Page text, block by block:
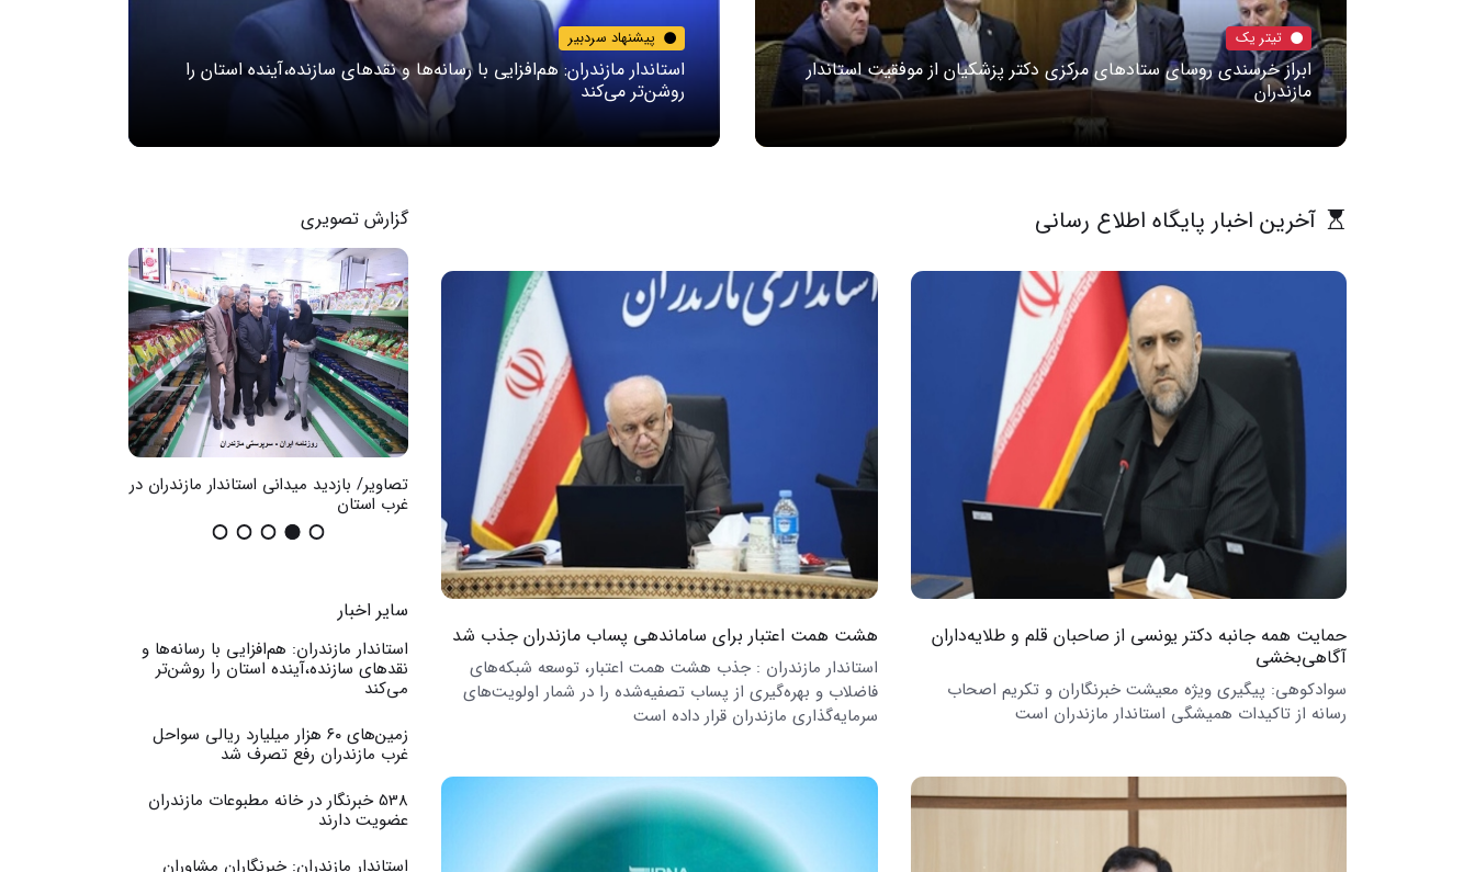
تیتر یک
ابراز خرسندی روسای ستادهای مرکزی دکتر پزشکیان از موفقیت استاندار
مازندران
پیشنهاد سردبیر
استاندار مازندران: هم‌افزایی با رسانه‌ها و نقدهای سازنده،آینده استان را
روشن‌تر می‌کند
آخرین اخبار پایگاه اطلاع رسانی
حمایت همه جانبه دکتر یونسی از صاحبان قلم و طلایه‌داران
آگاهی‌بخشی
سوادکوهی: پیگیری ویژه معیشت خبرنگاران و تکریم اصحاب
رسانه از تاکیدات همیشگی استاندار مازندران است
هشت همت اعتبار برای ساماندهی پساب مازندران جذب شد
استاندار مازندران : جذب هشت همت اعتبار، توسعه شبکه‌های
فاضلاب و بهره‌گیری از پساب تصفیه‌شده را در شمار اولویت‌های
سرمایه‌گذاری مازندران قرار داده است
گزارش تصویری
تصاویر / بزرگداشت سالگرد ارتحال
امام(ره)در ساری
تصاویر / مراسم احیای ماه رمضان در
ساری
تصاویر/ بازدید میدانی استاندار مازندران در
غرب استان
سایر اخبار
استاندار مازندران: هم‌افزایی با رسانه‌ها و
نقدهای سازنده،آینده استان را روشن‌تر
می‌کند
زمین‌های ۶۰ هزار میلیارد ریالی سواحل
غرب مازندران رفع تصرف شد
538 خبرنگار در خانه مطبوعات مازندران
عضویت دارند